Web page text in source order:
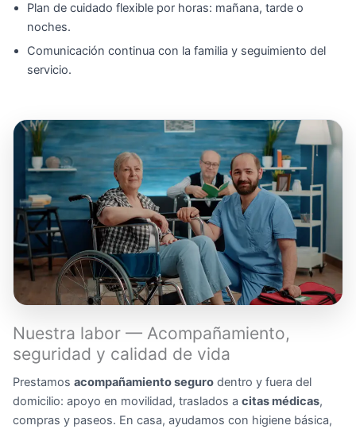
Plan de cuidado flexible por horas: mañana, tarde o
noches.
Comunicación continua con la familia y seguimiento del
servicio.
Nuestra labor — Acompañamiento,
seguridad y calidad de vida
Prestamos acompañamiento seguro dentro y fuera del
domicilio: apoyo en movilidad, traslados a citas médicas,
compras y paseos. En casa, ayudamos con higiene básica,